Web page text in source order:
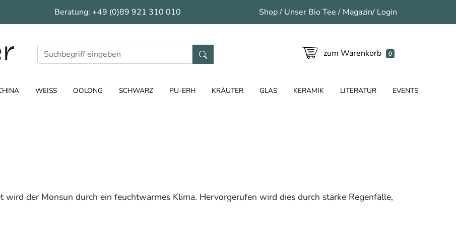
Beratung: +49 (0)89 921 310 010 Shop/ Unser Bio Tee / Magazin/ Login
zum Warenkorb 0
WEISS OOLONG SCHWARZ PU-ERH KRÄUTER GLAS KERAMIK LITERATUR EVENTS
der Monsun durch ein feuchtwarmes Klima. Hervorgerufen wird dies durch starke Regenfälle,